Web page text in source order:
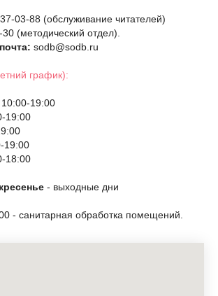
03-88 (обслуживание читателей)
(методический отдел).
sodb@sodb.ru
график):
10:00-19:00
19:00
19:00
18:00
- выходные дни
- санитарная обработка помещений.